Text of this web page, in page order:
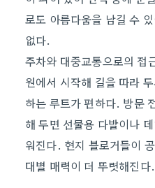
로도 아름다움을 남길 수
없다.
주차와 대중교통으로의 접
원에서 시작해 길을 따라
하는 루트가 편하다. 방문
해 두면 선물용 다발이나
워진다. 현지 블로거들이
대별 매력이 더 뚜렷해진다.